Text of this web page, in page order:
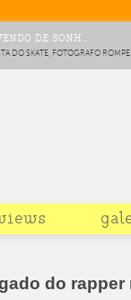
DE SONH...
DO SKATE, FOTÓGRAFO ROMPE
MUSEUS E GALERIAS DE ARTE –
do